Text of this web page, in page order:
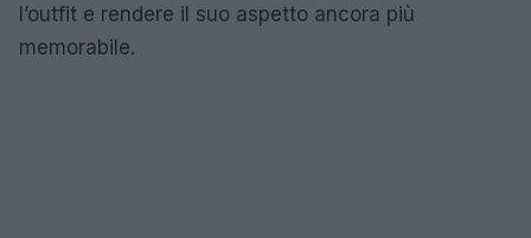
l’outfit e rendere il suo aspetto ancora più
memorabile.